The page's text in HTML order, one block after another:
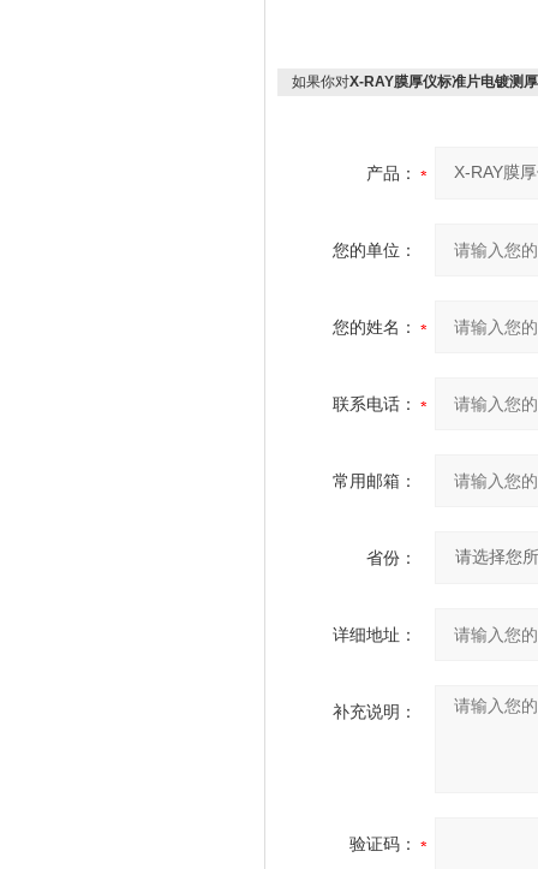
如果你对X-RAY膜厚仪标准片电镀测
产品：
您的单位：
您的姓名：
联系电话：
常用邮箱：
省份：
详细地址：
补充说明：
验证码：